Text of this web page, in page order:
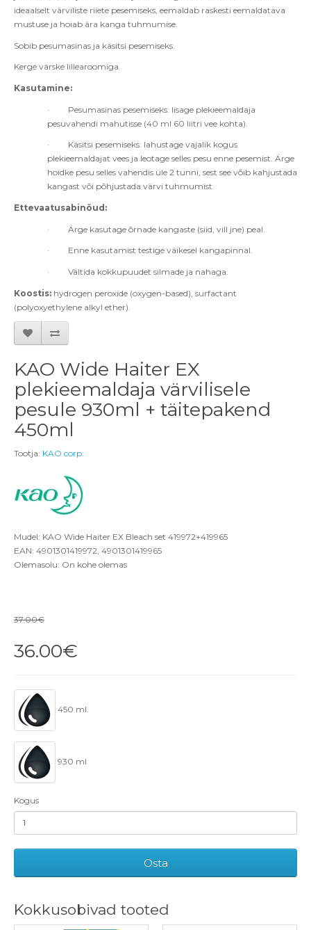
ideaalselt värviliste riiete pesemiseks, eemaldab raskesti eemaldatava
mustuse ja hoiab ära kanga tuhmumise.
Sobib pesumasinas ja käsitsi pesemiseks.
Kerge värske lillearoomiga.
Kasutamine:
·
Pesumasinas pesemiseks: lisage plekieemaldaja
pesuvahendi mahutisse (40 ml 60 liitri vee kohta).
·
Käsitsi pesemiseks: lahustage vajalik kogus
plekieemaldajat vees ja leotage selles pesu enne pesemist. Ärge
hoidke pesu selles vahendis üle 2 tunni, sest see võib kahjustada
kangast või põhjustada värvi tuhmumist.
Ettevaatusabinõud:
· Ärge kasutage õrnade kangaste (siid, vill jne) peal.
· Enne kasutamist testige väikesel kangapinnal.
· Vältida kokkupuudet silmade ja nahaga.
Koostis: hydrogen peroxide (oxygen-based), surfactant
(polyoxyethylene alkyl ether).
KAO Wide Haiter EX
plekieemaldaja värvilisele
pesule 930ml + täitepakend
450ml
Tootja: KAO corp.
Mudel: KAO Wide Haiter EX Bleach set 419972+419965
EAN: 4901301419972, 4901301419965
Olemasolu: On kohe olemas
37.00€
36.00€
450 ml.
930 ml
Kogus
Osta
Kokkusobivad tooted